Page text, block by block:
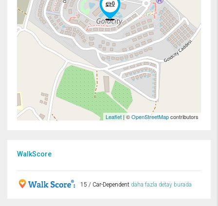
Leaflet | ©OpenStreetMapcontributors
WalkScore
15 / Car-Dependent daha fazla detay burada